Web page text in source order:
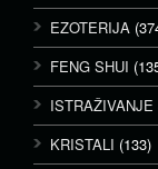
EZOTERIJA
FENG SHUI
ISTRAŽIVANJE
KRISTALI (133)